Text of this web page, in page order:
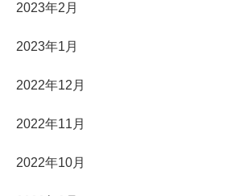
2023年2月
2023年1月
2022年12月
2022年11月
2022年10月